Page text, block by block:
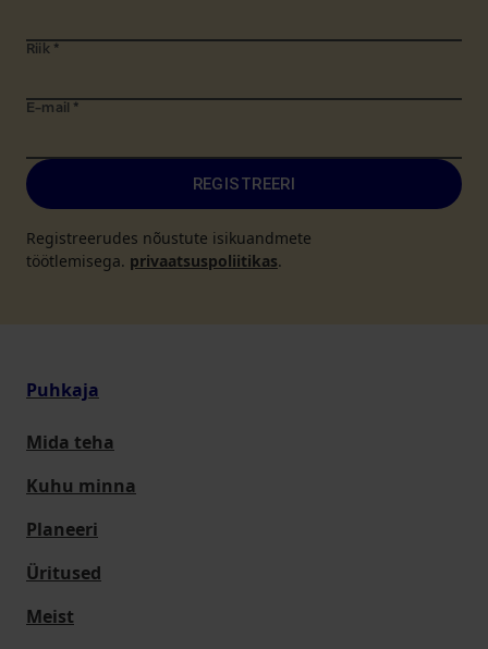
Riik *
E-mail *
REGISTREERI
Registreerudes nõustute isikuandmete
töötlemisega. privaatsuspoliitikas.
Puhkaja
Mida teha
Kuhu minna
Planeeri
Üritused
Meist